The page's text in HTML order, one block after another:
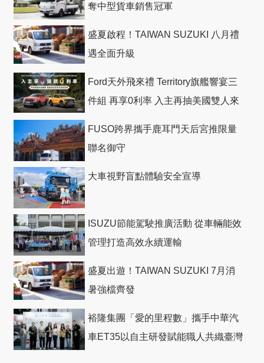
奪中型貨車銷售冠軍
盛夏啟程！TAIWAN SUZUKI 八月禮
遇全面升級
Ford天外飛來禮 Territory旗艦響宴三
件組 再享0利率 入主再抽美國雙人來
FUSO跨界攜手鹿耳門天后宮推限量
聯名御守
大車視野盲點體驗安全宣導
ISUZU節能駕駛推廣活動 從車輛能效
管理打造高效永續運輸
盛夏出遊！TAIWAN SUZUKI 7月消
暑強檔齊發
裕隆集團「愛的里程數」攜手中華汽
車ET35以自主研發賦能職人共織臺灣